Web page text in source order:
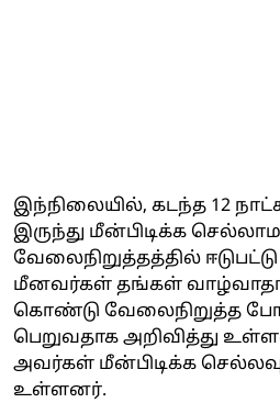
இந்நிலையில், கடந்த 12
இருந்து மீன்பிடிக்க
வேலைநிறுத்தத்தில்
மீனவர்கள் தங்கள்
கொண்டு வேலைநிறுத்த
பெறுவதாக அறிவித்து
அவர்கள் மீன்பிடிக்க
உள்ளனர்.